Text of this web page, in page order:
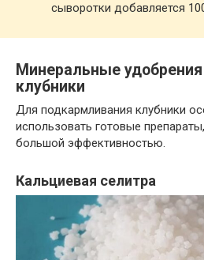
сыворотки добавляется
Минеральные
клубники
Для подкармливания клубники
использовать готовые
большой эффективностью.
Кальциевая селитра